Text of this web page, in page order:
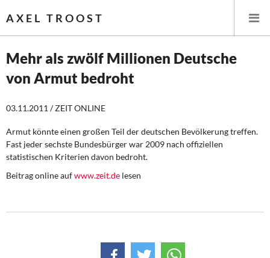
AXEL TROOST
Startseite
Themen
Leitlinien linker Wirtschafts- und Finanzpolitik
Eurokrise und Griechenland
Mehr als zwölf Millionen Deutsche
von Armut bedroht
03.11.2011 / ZEIT ONLINE
Armut könnte einen großen Teil der deutschen Bevölkerung treffen.
Fast jeder sechste Bundesbürger war 2009 nach offiziellen
statistischen Kriterien davon bedroht.
Beitrag online aufwww.zeit.de lesen